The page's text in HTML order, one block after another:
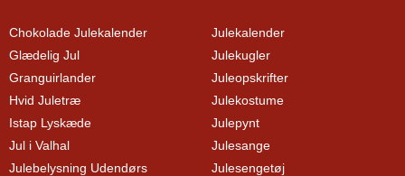
Chokolade Julekalender
Glædelig Jul
Granguirlander
Hvid Juletræ
Istap Lyskæde
Jul i Valhal
Julebelysning Udendørs
Julekalender
Julekugler
Juleopskrifter
Julekostume
Julepynt
Julesange
Julesengetøj